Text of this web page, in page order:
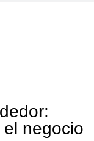
negocio